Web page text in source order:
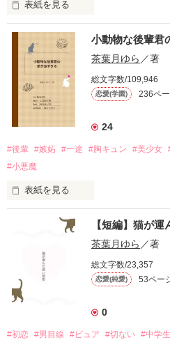
作品を読
「──おはよう、ここちゃん」
たとえ電化製品だとしても、
この出会いは大切にしたい。
第9回野いちご大賞応募作品
執筆期間　2025/01/17〜2025/03/
更新開始　2025/02/14
「それ、『ライオンみたいで肉食
【イジワル】
その②
「違う。虫じゃなくて、ギリシャ
親がゼウスっていう神様で……」
【宇宙オタク】
その③
171センチ
体型コンプレックス持ちの引っ込
清水 実玖
しみず みく
◇◇◇
「背高」「モデル」「細い」
の3点セット。
今まで、家族以外の人から
「可愛い」
なんて言われたことなかった。
でも、先輩だけは違って……。
青倉 涼馬
あおくら りょうま
サラツヤロングヘアがトレードマ
才色兼備な委員長
はなぶさ きほ
＊＊＊
わけあって1人で寝るのが苦手な私
その上男子にも苦手意識を持って
最初聞いた時は心配だった。
天地高校　保健室の先生
末松 海　すえまつ かい
『小動物な後輩君の愛が深すぎる』
水沢 透瑠　みずさわ とおる
『奥手な二人の両片思い』
上川 怜也　かみかわ れいや
綿原 菫　わたはら すみれ
『ライオン少女は宇宙系男子を落
冬川 詩恩　ふゆかわ しおん
黒瀬 隼　くろせ しゅん
表紙を見る
太陽が月に身を隠した日から
1週間が経った上り月の夜。
「お願いします、俺の専属になっ
とある事情により、
10年ぶりに再会した幼なじみの彼に
†────†
律儀な味オンチ吸血鬼
小動物な後輩君
茶葉月ゆら ／著
総文字数/109,946
恋愛(学園) 236ペ
24
#後輩 #嫉妬 #一途 #胸キュン #美少女
#小悪魔
表紙を見る
心踊っていたある日の昼下がり。
「もしかして、透瑠くん……⁉」
【短編】猫が
茶葉月ゆら ／著
総文字数/23,357
恋愛(純愛) 53ペー
0
#初恋 #男目線 #ピュア #切ない #中学生